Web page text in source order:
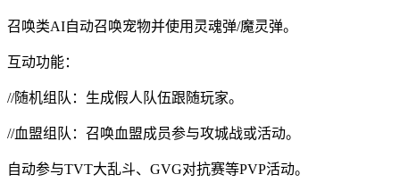
召唤类AI自动召唤宠物并使用灵魂弹/魔灵弹。
互动功能：
//随机组队：生成假人队伍跟随玩家。
//血盟组队：召唤血盟成员参与攻城战或活动。
自动参与TVT大乱斗、GVG对抗赛等PVP活动。